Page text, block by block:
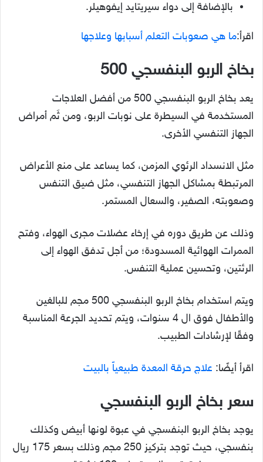
بالإضافة إلى دواء سيريتايد إيفوهيلر.
اقرأ:ما هي صعوبات التعلم أسبابها وعلاجها
بخاخ الربو البنفسجي 500
يعد بخاخ الربو البنفسجي 500 من أفضل العلاجات
المستخدمة في السيطرة على نوبات الربو، ومن ثَم أمراض
الجهاز التنفسي الأخرى.
مثل الانسداد الرئوي المزمن، كما يساعد على منع الأعراض
المرتبطة بمشاكل الجهاز التنفسي، مثل ضيق التنفس
وصعوبته، الصفير، والسعال المستمر.
وذلك عن طريق دوره في إرخاء عضلات مجرى الهواء، وفتح
الممرات الهوائية المسدودة؛ من أجل تدفق الهواء إلى
الرئتين، وتحسين عملية التنفس.
ويتم استخدام بخاخ الربو البنفسجي 500 مجم للبالغين
والأطفال فوق ال 4 سنوات، ويتم تحديد الجرعة المناسبة
وفقًا لإرشادات الطبيب.
اقرأ أيضًا: علاج حرقة المعدة طبيعياً بالبيت
سعر بخاخ الربو البنفسجي
يوجد بخاخ الربو البنفسجي في عبوة لونها أبيض وكذلك
بنفسجي، حيث توجد بتركيز 250 مجم وذلك بسعر 175 ريال